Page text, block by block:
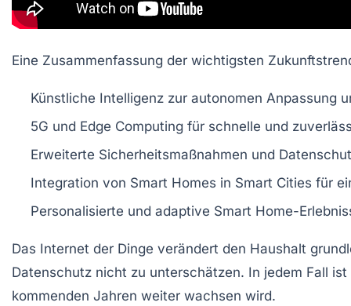
Eine Zusammenfassung der wichtigsten
Künstliche Intelligenz zur autonomen Anpassung
5G und Edge Computing für schnelle und
Erweiterte Sicherheitsmaßnahmen und
Integration von Smart Homes in Smart Cities für
Personalisierte und adaptive Smart Home-
Das Internet der Dinge verändert den Haushalt
Datenschutz nicht zu unterschätzen. In jedem Fall
kommenden Jahren weiter wachsen wird.